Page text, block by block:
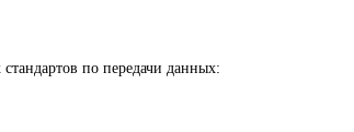
по передачи данных: